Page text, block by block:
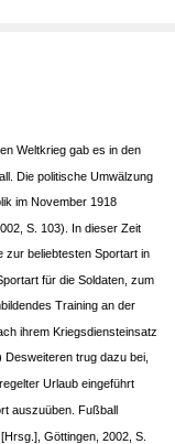
Weltkrieg gab es in den
Die politische Umwälzung
im November 1918
S. 103). In dieser Zeit
zur beliebtesten Sportart in
für die Soldaten, zum
Training an der
ihrem Kriegsdiensteinsatz
trug dazu bei,
Urlaub eingeführt
auszuüben. Fußball
Göttingen, 2002, S.